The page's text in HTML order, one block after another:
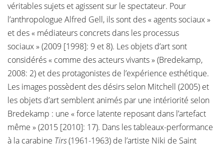
véritables sujets et agissent sur le spectateur. Pour
l’anthropologue Alfred Gell, ils sont des « agents sociaux »
et des « médiateurs concrets dans les processus
sociaux » (2009 [1998]: 9 et 8). Les objets d’art sont
considérés « comme des acteurs vivants » (Bredekamp,
2008: 2) et des protagonistes de l’expérience esthétique.
Les images possèdent des désirs selon Mitchell (2005) et
les objets d’art semblent animés par une intériorité selon
Bredekamp : une « force latente reposant dans l’artefact
même » (2015 [2010]: 17). Dans les tableaux-performance
à la carabine Tirs(1961-1963) de l’artiste Niki de Saint